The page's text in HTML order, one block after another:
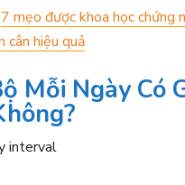
7 mẹo được khoa học chứng
cân hiệu quả
Mỗi Ngày Có